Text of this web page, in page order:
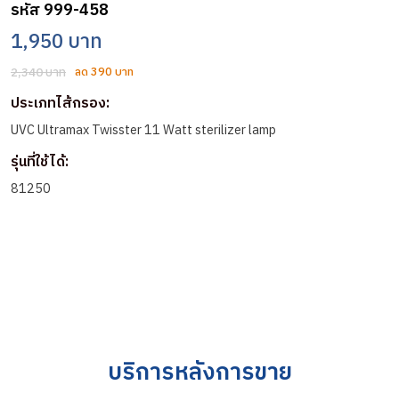
รหัส 999-458
1,950 บาท
2,340 บาท ลด 390 บาท
ประเภทไส้กรอง:
UVC Ultramax Twisster 11 Watt sterilizer lamp
รุ่นที่ใช้ได้:
81250
บริการหลังการขาย